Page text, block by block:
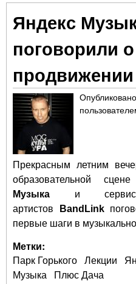
Яндекс
поговорили о
Прекрасным летним
образовательной
Музыка и сервис
артистов
BandLink
первые шаги в
Метки:
Парк Горького Лекции
Музыка
Плюс Дача